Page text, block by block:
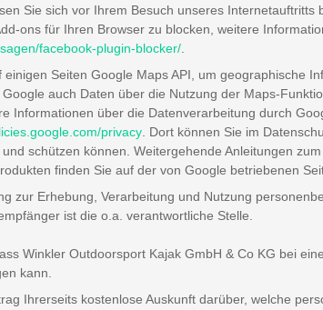
Sie sich vor Ihrem Besuch unseres
ons für Ihren Browser zu blocken, weitere
facebook-plugin-blocker/.
Seiten Google Maps API, um geographische
auch Daten über die Nutzung der Maps-
Informationen über die Datenverarbeitung durch
privacy. Dort können Sie im
schützen können. Weitergehende Anleitungen
finden Sie auf der von Google betriebenen
zur Erhebung, Verarbeitung und Nutzung
ist die o.a. verantwortliche Stelle.
Winkler Outdoorsport Kajak GmbH & Co KG bei
kann.
Ihrerseits kostenlose Auskunft darüber, welche